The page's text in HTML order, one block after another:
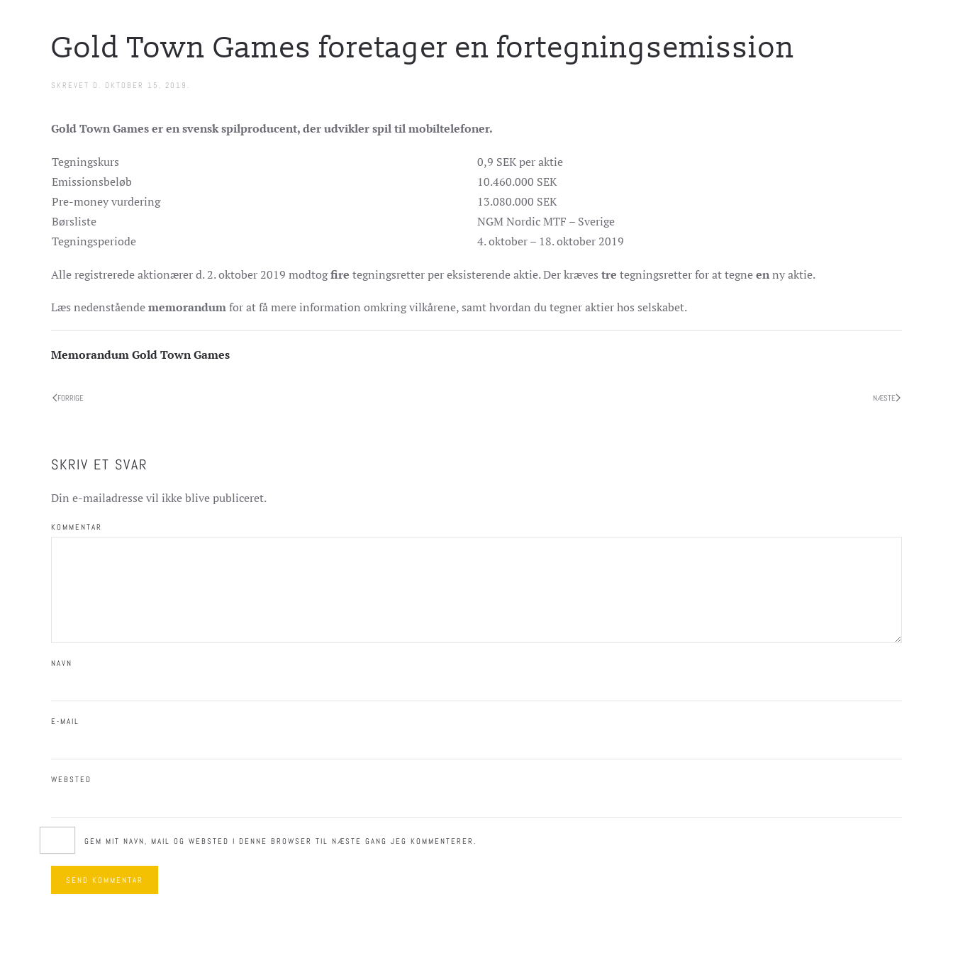
Gold Town Games foretager en fortegningsemission
SKREVET D. OKTOBER 15, 2019 .
Gold Town Games er en svensk spilproducent, der udvikler spil til mobiltelefoner.
Tegningskurs
0,9 SEK per aktie
Emissionsbeløb
10.460.000 SEK
Pre-money vurdering
13.080.000 SEK
Børsliste
NGM Nordic MTF – Sverige
Tegningsperiode
4. oktober – 18. oktober 2019
Alle registrerede aktionærer d. 2. oktober 2019 modtogfire tegningsretter per eksisterende aktie. Der kræves tre tegningsretter for at tegneenny aktie.
Læs nedenståendememorandumfor at få mere information omkring vilkårene, samt hvordan du tegner aktier hos selskabet.
Memorandum Gold Town Games
FORRIGE NÆSTE
SKRIV ET SVAR
Din e-mailadresse vil ikke blive publiceret.
KOMMENTAR
NAVN
E-MAIL
WEBSTED
GEM MIT NAVN, MAIL OG WEBSTED I DENNE BROWSER TIL NÆSTE GANG JEG KOMMENTERER.
SEND KOMMENTAR